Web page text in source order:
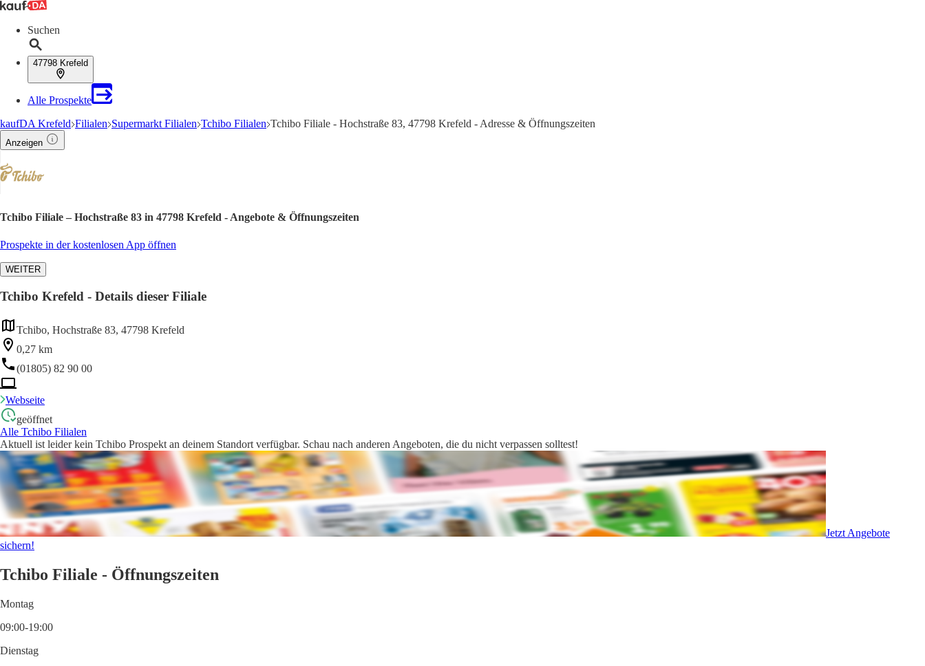
Suchen
47798 Krefeld
Alle Prospekte
kaufDA Krefeld Filialen Supermarkt Filialen Tchibo Filialen Tchibo Filiale - Hochstraße 83, 47798 Krefeld - Adresse & Öffnungszeiten
Anzeigen
Tchibo Filiale – Hochstraße 83 in 47798 Krefeld - Angebote & Öffnungszeiten
Prospekte in der kostenlosen App öffnen
WEITER
Tchibo Krefeld - Details dieser Filiale
Tchibo, Hochstraße 83, 47798 Krefeld
0,27 km
(01805) 82 90 00
Webseite
geöffnet
Alle Tchibo Filialen
Aktuell ist leider kein Tchibo Prospekt an deinem Standort verfügbar. Schau nach anderen Angeboten, die du nicht verpassen solltest!
Jetzt Angebote
sichern!
Tchibo Filiale - Öffnungszeiten
Montag
09:00-19:00
Dienstag